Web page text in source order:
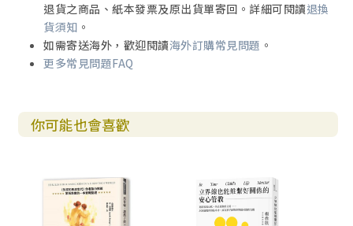
情感忽視之所以如此地不受重視，有個很好的解釋：它
會躲藏。它藏身在「疏忽」這樣一種過失中，而不是表現為
明顯的罪愆；它是家庭照裡頭留白的部分，而不是照片本身
捕捉到的事件。它通常是童年時期「沒有」被說出來、「沒
來的事情。
父母可能不會注意到正處於青春期的孩子在嗑藥，或是他們
可能給了孩子太多自由，而沒有設立一些可能會導致親子衝
突的限制。當這個青少年長大成人，日後回顧的時候，可能
退貨之商品、紙本發票及原出貨單寄回。詳細可閱讀退換
貨須知 。
如需寄送海外，歡迎閱讀海外訂購常見問題 。
更多常見問題FAQ
你可能也會喜歡